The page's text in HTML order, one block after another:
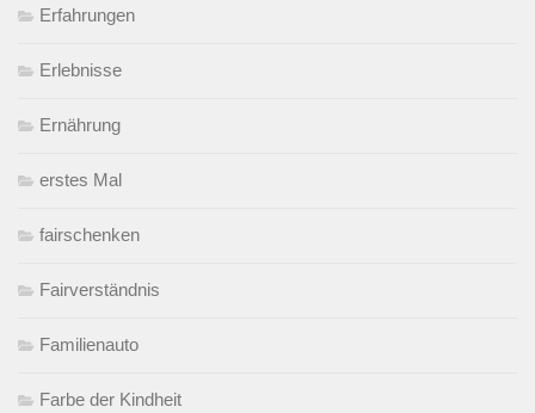
Erfahrungen
Erlebnisse
Ernährung
erstes Mal
fairschenken
Fairverständnis
Familienauto
Farbe der Kindheit